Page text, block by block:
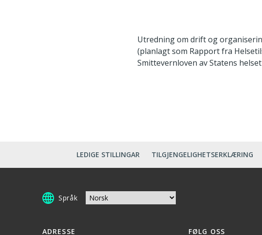
Utredning om drift og
(planlagt som Rapport fra
Smittevernloven av Statens
LEDIGE STILLINGAR TILGJENGELIGHETSERKLÆRING
Språk
ADRESSE FØLG OSS